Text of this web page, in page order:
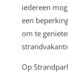
iedereen
een
om te
Op